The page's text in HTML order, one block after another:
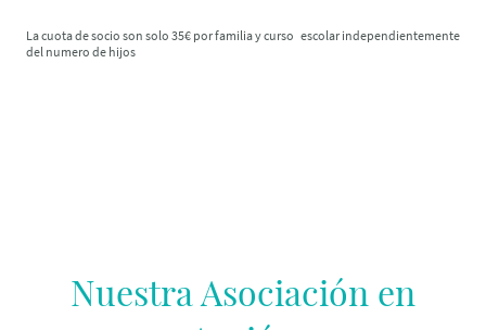
La cuota de socio son solo 35€ por familia y curso escolar independientemente
del numero de hijos
Nuestra Asociación en